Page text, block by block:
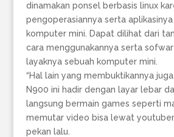
dinamakan ponsel berbasis linux
pengoperasiannya serta
komputer mini. Dapat dilihat dari
cara menggunakannya serta
layaknya sebuah komputer mini.
“Hal lain yang membuktikannya
N900 ini hadir dengan layar lebar
langsung bermain games seperti
memutar video bisa lewat
pekan lalu.